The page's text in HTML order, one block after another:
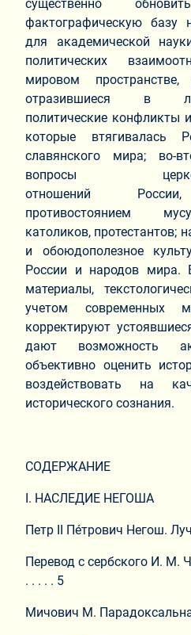
существенно
фактографическую базу
для академической
политических
мировом пространстве,
отразившиеся в
политические конфликты
которые втягивалась
славянского мира;
вопросы церковно-
отношений России,
противостоянием
католиков, протестантов;
и обоюдополезное
России и народов мира.
материалы,
учетом современных
корректируют
дают возможность
объективно оценить
воздействовать на
исторического сознания.
СОДЕРЖАНИЕ
I. НАСЛЕДИЕ НЕГОША
Петр II Пéтрович Негош.
Перевод с сербского И. М.
. . . . . 5
Мичович М.